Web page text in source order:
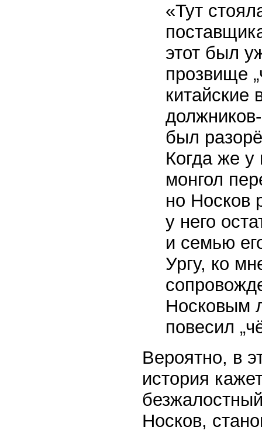
«Тут
этот был
прозвище
китайские
был
Когда же у
монгол
но Носков
у него
и семью
Ургу, ко
Носковым
повесил
Вероятно, в
история
Носков,